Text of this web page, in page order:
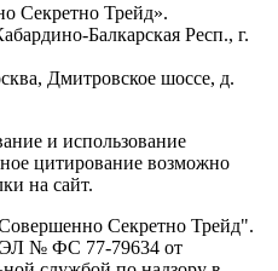
Секретно Трейд».
Балкарская Респ., г.
Дмитровское шоссе, д.
и использование
цитирование возможно
на сайт.
Секретно Трейд".
ЭЛ № ФС 77-79634 от